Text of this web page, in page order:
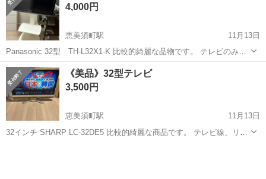
4,000円
恵美須町駅
11月13日
Panasonic 32型 TH-L32X1-K 比較的綺麗な品物です。 テレビのみの
買取希望も受け付け取ります。 ※テレビに元々ついていた台座もあり
ます。 キャスター付きの台のみ購入希望の方はご相談ください！
大阪 大阪市 恵美須町駅 テレビ
《美品》32型テレビ
3,500円
恵美須町駅
11月13日
32インチ SHARP LC-32DE5 比較的綺麗な商品です。 テレビ線、リモ